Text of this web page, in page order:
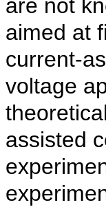
are not
aimed at
current-
voltage
assisted